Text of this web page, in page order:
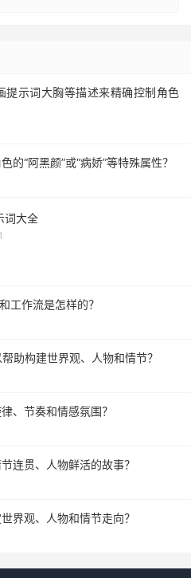
提示词大胸等描述来精确控制角色
的“阿黑颜”或“病娇”等特殊属性？
词大全
工作流是怎样的？
助构建世界观、人物和情节？
、节奏和情感氛围？
连贯、人物鲜活的故事？
界观、人物和情节走向？